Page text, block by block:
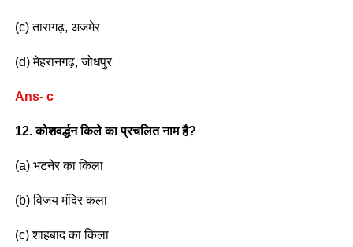
(c) तारागढ़, अजमेर
(d) मेहरानगढ़, जोधपुर
Ans- c
12. कोशवर्द्धन किले का प्रचलित नाम है?
(a) भटनेर का किला
(b) विजय मंदिर कला
(c) शाहबाद का किला